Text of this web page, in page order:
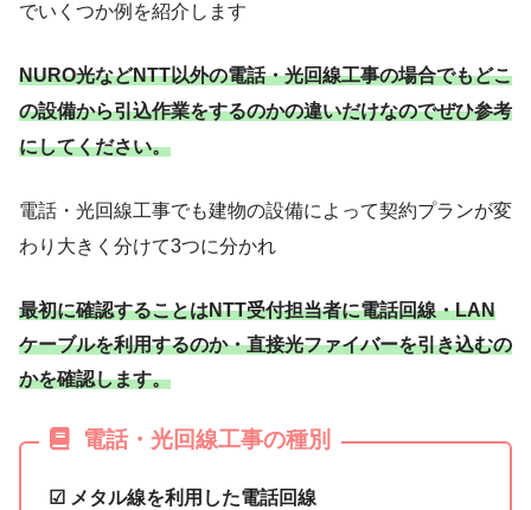
でいくつか例を紹介します
NURO光などNTT以外の電話・光回線工事の場合でもどこ
の設備から引込作業をするのかの違いだけなのでぜひ参考
にしてください。
電話・光回線工事でも建物の設備によって契約プランが変
わり大きく分けて3つに分かれ
最初に確認することはNTT受付担当者に電話回線・LAN
ケーブルを利用するのか・直接光ファイバーを引き込むの
かを確認します。
電話・光回線工事の種別
☑ メタル線を利用した電話回線